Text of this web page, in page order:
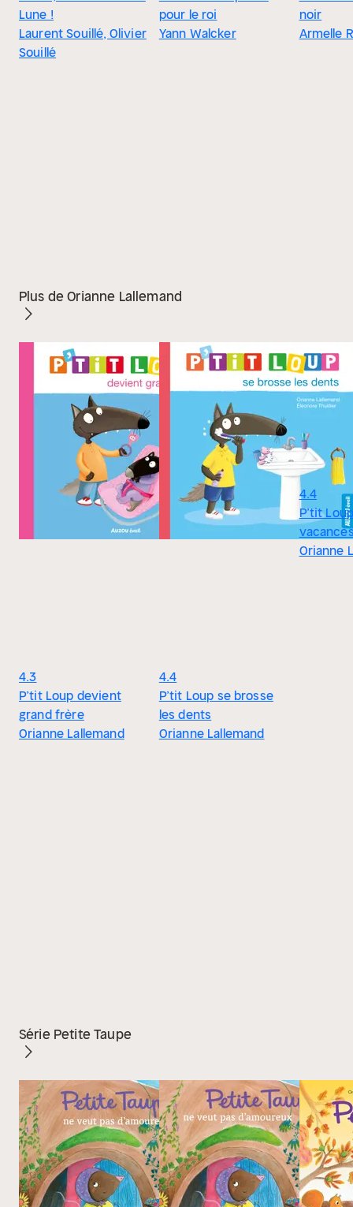
Lune !
Laurent Souillé, Olivier
Souillé
pour le roi
Yann Walcker
noir
Armelle
Plus de Orianne Lallemand
4.3
P’tit Loup devient
grand frère
Orianne Lallemand
4.4
P’tit Loup se brosse
les dents
Orianne Lallemand
4.4
P’tit
Orianne
Série Petite Taupe